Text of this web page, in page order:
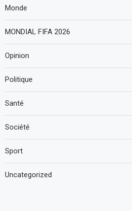
Monde
MONDIAL FIFA 2026
Opinion
Politique
Santé
Société
Sport
Uncategorized